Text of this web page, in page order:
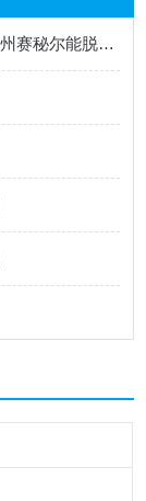
多通道耐压测试仪厂家那么多，凭什么苏州赛秘尔能脱颖而出？